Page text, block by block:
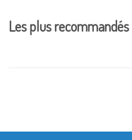
Les plus recommandés